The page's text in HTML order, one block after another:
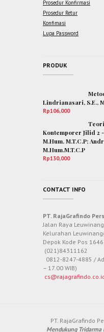
Prosedur Konfirmasi
Prosedur Retur
Konfimasi
Lupa Password
PRODUK
Lindrianasari, S.E.,
Rp106,000
Kontemporer Jilid 2
M.Hum. M.T.C.P;
M.Hum.M.T.C.P
Rp130,000
CONTACT INFO
PT. RajaGrafindo
Jalan Raya
Kelurahan
Depok Kode Pos
(021)84311162
0812-8247-4885 /
– 17.00 WIB)
PT. RajaGrafindo
Mendukung Tridarma